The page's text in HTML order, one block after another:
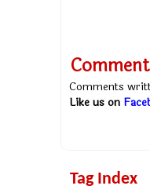
Comments
Like us on
Tag Index